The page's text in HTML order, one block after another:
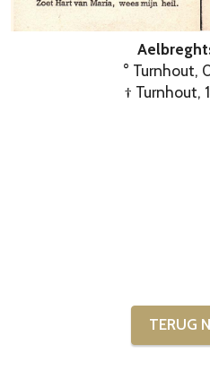
° Turnhout,
† Turnhout,
TERUG